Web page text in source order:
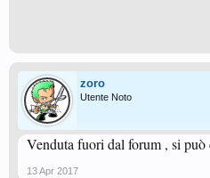
zoro
Utente Noto
Venduta fuori dal forum , si può
13 Apr 2017